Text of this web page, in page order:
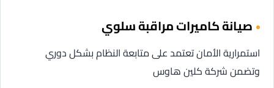
صيانة كاميرات مراقبة سلوي
استمرارية الأمان تعتمد على متابعة النظام بشكل دوري
وتضمن شركة كلين هاوس